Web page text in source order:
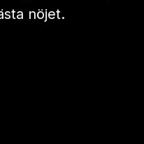
nöjet.